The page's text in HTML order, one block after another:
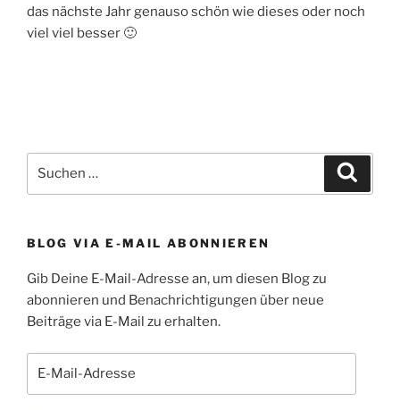
das nächste Jahr genauso schön wie dieses oder noch
viel viel besser 🙂
nach:
BLOG VIA E-MAIL ABONNIEREN
Gib Deine E-Mail-Adresse an, um diesen Blog zu
abonnieren und Benachrichtigungen über neue
Beiträge via E-Mail zu erhalten.